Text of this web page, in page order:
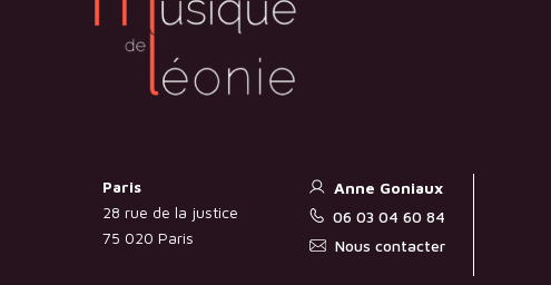
Paris
28 rue de la justice
75 020 Paris
Anne Goniaux
06 03 04 60 84
Nous contacter